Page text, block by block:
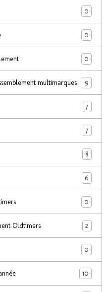
0
0
0
multimarques 9
7
7
8
6
0
Oldtimers 2
0
10